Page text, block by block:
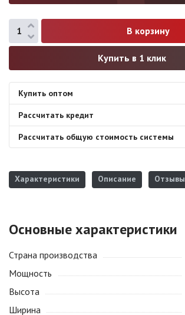
Купить в 1 клик
Купить оптом
Рассчитать кредит
Рассчитать общую стоимость системы
Характеристики Описание Отзывы
Основные характеристики
Страна производства
Мощность
Высота
Ширина